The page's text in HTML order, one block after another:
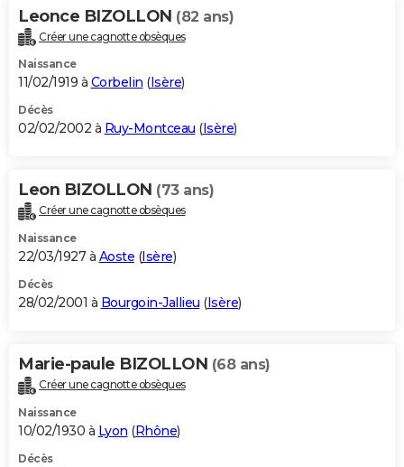
Leonce BIZOLLON (82 ans)
Créer une cagnotte obsèques
Naissance
11/02/1919 à Corbelin (Isère)
Décès
02/02/2002 à Ruy-Montceau (Isère)
Leon BIZOLLON (73 ans)
Créer une cagnotte obsèques
Naissance
22/03/1927 à Aoste (Isère)
Décès
28/02/2001 à Bourgoin-Jallieu (Isère)
Marie-paule BIZOLLON (68 ans)
Créer une cagnotte obsèques
Naissance
10/02/1930 à Lyon (Rhône)
Décès